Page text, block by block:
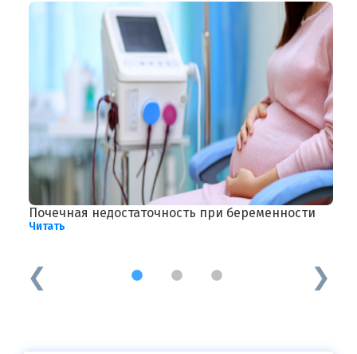
Почечная недостаточность при беременности
Читать
1 2 3